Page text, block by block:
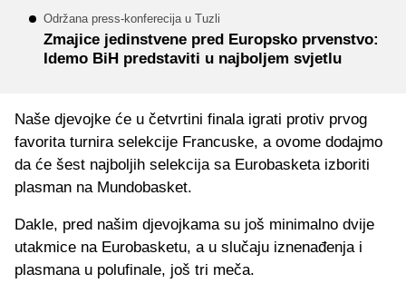
Održana press-konferecija u Tuzli
Zmajice jedinstvene pred Europsko prvenstvo:
Idemo BiH predstaviti u najboljem svjetlu
Naše djevojke će u četvrtini finala igrati protiv prvog
favorita turnira selekcije Francuske, a ovome dodajmo
da će šest najboljih selekcija sa Eurobasketa izboriti
plasman na Mundobasket.
Dakle, pred našim djevojkama su još minimalno dvije
utakmice na Eurobasketu, a u slučaju iznenađenja i
plasmana u polufinale, još tri meča.